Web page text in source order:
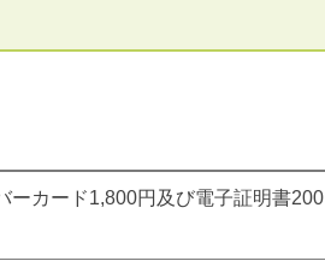
ーカード1,800円及び電子証明書200